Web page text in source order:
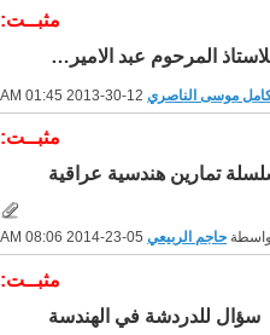
مثبــت:
المحال الهندسية للاستاذ المرحوم عبد الامير الحار
موسى الناصري 01:45 AM
مثبــت:
تمارين هندسية عراقية
حاجم الربيعي 08:06 AM
مثبــت:
سؤال للدردشة في الهندسة